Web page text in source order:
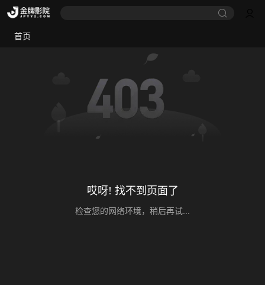
首页
哎呀! 找不到页面了
检查您的网络环境，稍后再试...